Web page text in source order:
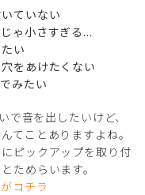
ていない
ゃ小さすぎる...
い
をあけたくない
みたい
で音を出したいけど、
てことありますよね。
ピックアップを取り付
ためらいます。
コチラ